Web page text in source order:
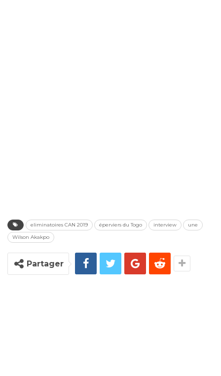
eliminatoires CAN 2019 éperviers du Togo interview
une
Wilson Akakpo
Partager